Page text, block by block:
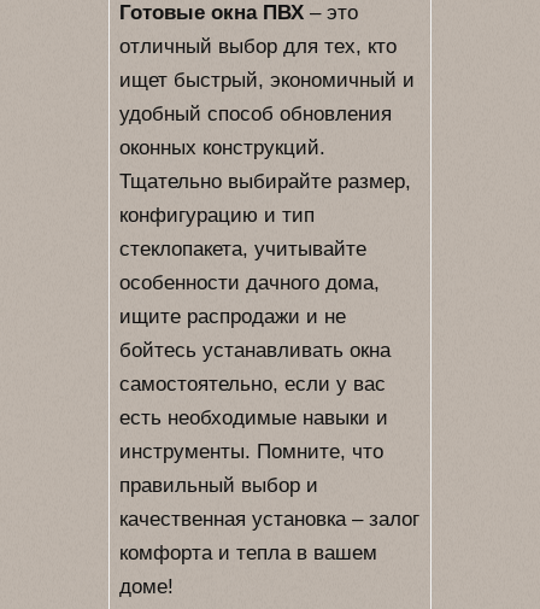
Готовые окна ПВХ – это
отличный выбор для тех, кто
ищет быстрый, экономичный и
удобный способ обновления
оконных конструкций.
Тщательно выбирайте размер,
конфигурацию и тип
стеклопакета, учитывайте
особенности дачного дома,
ищите распродажи и не
бойтесь устанавливать окна
самостоятельно, если у вас
есть необходимые навыки и
инструменты. Помните, что
правильный выбор и
качественная установка – залог
комфорта и тепла в вашем
доме!